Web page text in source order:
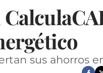
sus ahorros